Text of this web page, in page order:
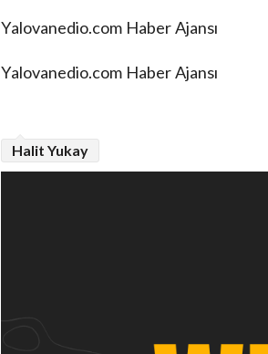
Yalovanedio.com Haber Ajansı
Yalovanedio.com Haber Ajansı
Halit Yukay